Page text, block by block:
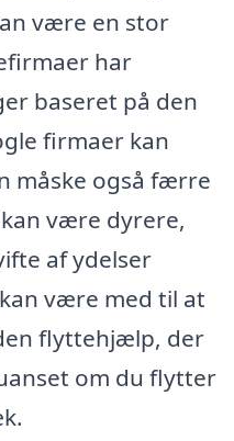
være en stor
har
baseret på den
firmaer kan
måske også færre
være dyrere,
af ydelser
være med til at
flyttehjælp, der
om du flytter